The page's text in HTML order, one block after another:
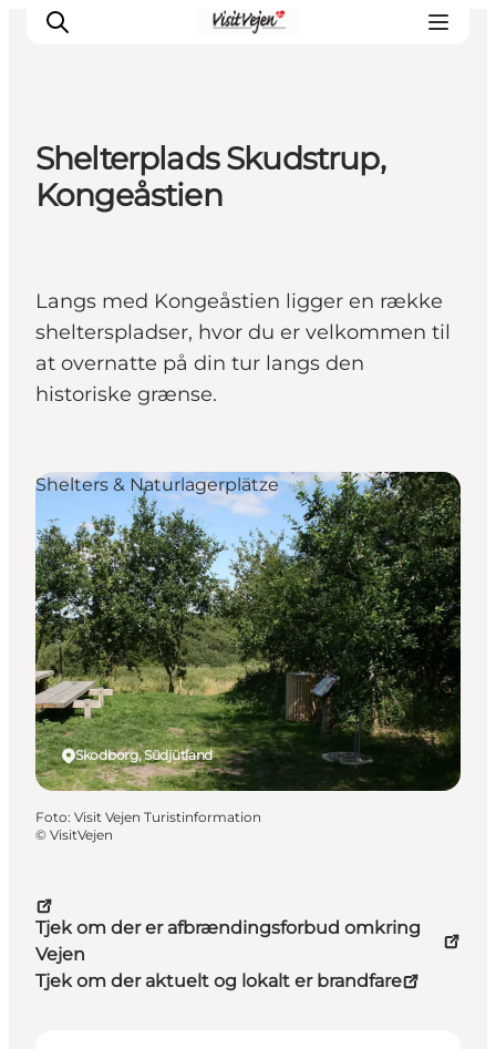
Restaurants
Schlafen
Events
Explore
Shelterplads Skudstrup,
Kongeåstien
Langs med Kongeåstien ligger en række
shelterspladser, hvor du er velkommen til
at overnatte på din tur langs den
historiske grænse.
Tjek om der er afbrændingsforbud omkring
Vejen
Tjek om der aktuelt og lokalt er brandfare
Skodborg, Südjütland
Shelters & Naturlagerplätze
Foto: Visit Vejen Turistinformation
© VisitVejen